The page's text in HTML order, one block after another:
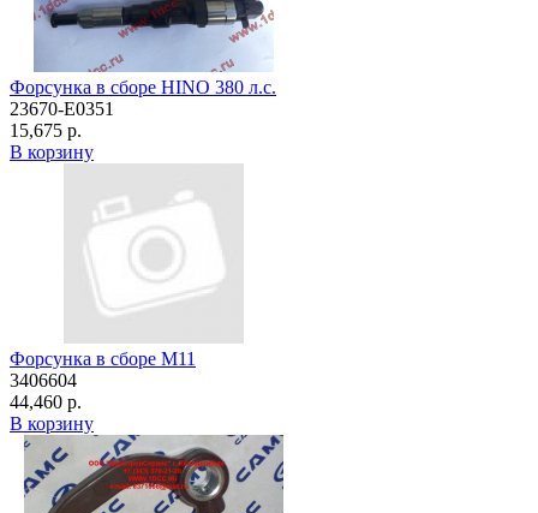
Форсунка в сборе HINO 380 л.с.
23670-E0351
15,675 р.
В корзину
Форсунка в сборе M11
3406604
44,460 р.
В корзину